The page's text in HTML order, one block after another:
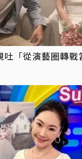
吐「從演藝圈轉戰